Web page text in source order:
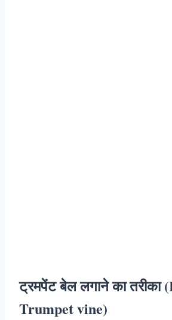
ट्रमपेंट बेल लगाने का तरीका
Trumpet vine)